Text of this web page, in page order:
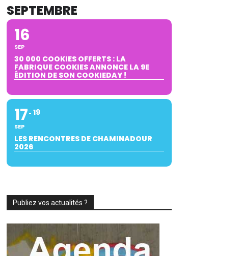
SEPTEMBRE
16
SEP
30 000 COOKIES OFFERTS : LA
FABRIQUE COOKIES ANNONCE LA 9E
ÉDITION DE SON COOKIEDAY !
17
SEP
19
LES RENCONTRES DE CHAMINADOUR
2026
Publiez vos actualités ?